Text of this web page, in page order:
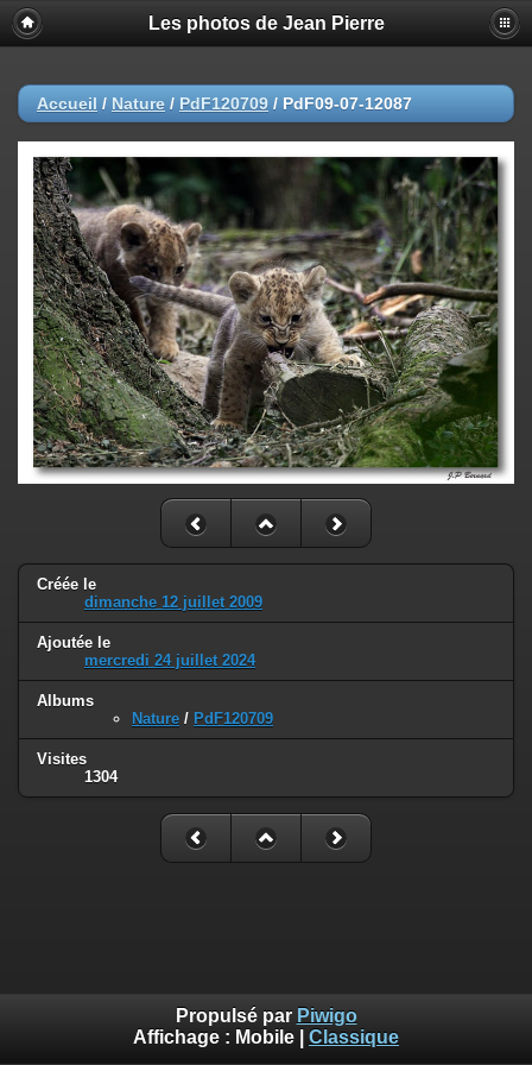
Les photos de Jean Pierre
Accueil / Nature / PdF120709 / PdF09-07-12087
Créée le
dimanche 12 juillet 2009
Ajoutée le
mercredi 24 juillet 2024
Albums
Nature / PdF120709
Visites
1304
Propulsé par Piwigo
Affichage : Mobile Classique